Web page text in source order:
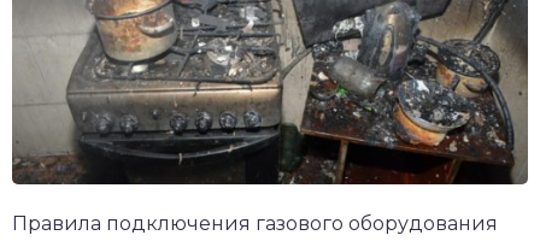
Правила подключения газового оборудования